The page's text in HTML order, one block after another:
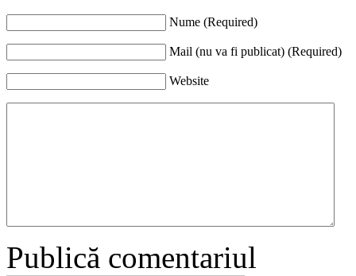
Nume (Required)
Mail (nu va fi publicat) (Required)
Website
Publică comentariul